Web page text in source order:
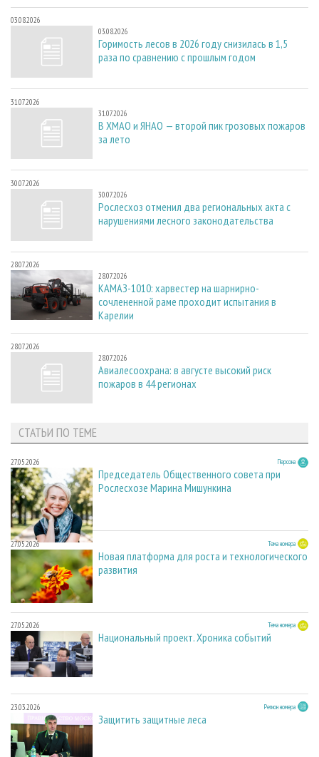
03.08.2026
03.08.2026
Горимость лесов в 2026 году снизилась в 1,5
раза по сравнению с прошлым годом
31.07.2026
31.07.2026
В ХМАО и ЯНАО — второй пик грозовых пожаров
за лето
30.07.2026
30.07.2026
Рослесхоз отменил два региональных акта с
нарушениями лесного законодательства
28.07.2026
28.07.2026
КАМАЗ-1010: харвестер на шарнирно-
сочлененной раме проходит испытания в
Карелии
28.07.2026
28.07.2026
Авиалесоохрана: в августе высокий риск
пожаров в 44 регионах
СТАТЬИ ПО ТЕМЕ
27.05.2026 Персона
Председатель Общественного совета при
Рослесхозе Марина Мишункина
27.05.2026 Тема номера
Новая платформа для роста и технологического
развития
27.05.2026 Тема номера
Национальный проект. Хроника событий
23.03.2026 Регион номера
Защитить защитные леса